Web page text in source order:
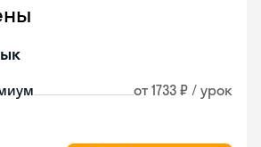
от 1733 ₽ / урок